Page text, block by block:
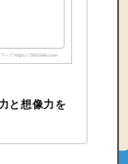
と想像力を